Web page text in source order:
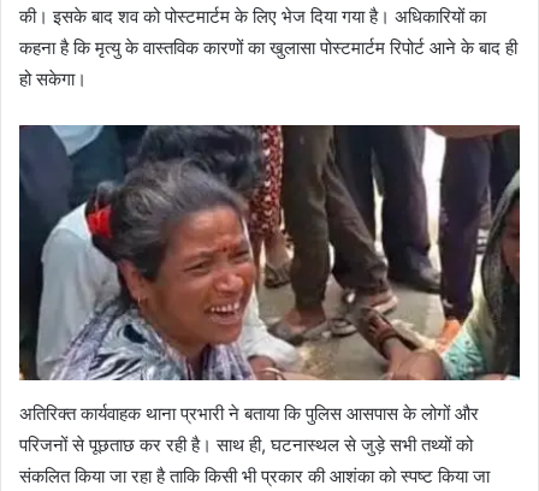
की। इसके बाद शव को पोस्टमार्टम के लिए भेज दिया गया है। अधिकारियों का
कहना है कि मृत्यु के वास्तविक कारणों का खुलासा पोस्टमार्टम रिपोर्ट आने के बाद ही
हो सकेगा।
अतिरिक्त कार्यवाहक थाना प्रभारी ने बताया कि पुलिस आसपास के लोगों और
परिजनों से पूछताछ कर रही है। साथ ही, घटनास्थल से जुड़े सभी तथ्यों को
संकलित किया जा रहा है ताकि किसी भी प्रकार की आशंका को स्पष्ट किया जा